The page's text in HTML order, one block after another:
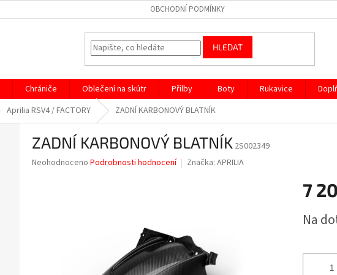
OBCHODNÍ PODMÍNKY
HLEDAT
Chrániče Oblečení na skútr Přilby Boty Rukavice
Aprilia RSV4 / FACTORY ZADNÍ KARBONOVÝ BLATNÍK
ZADNÍ KARBONOVÝ BLATNÍK 2S002349
Průměrné
Neohodnoceno Podrobnosti hodnocení Značka: APRILIA
7
cena:
Na